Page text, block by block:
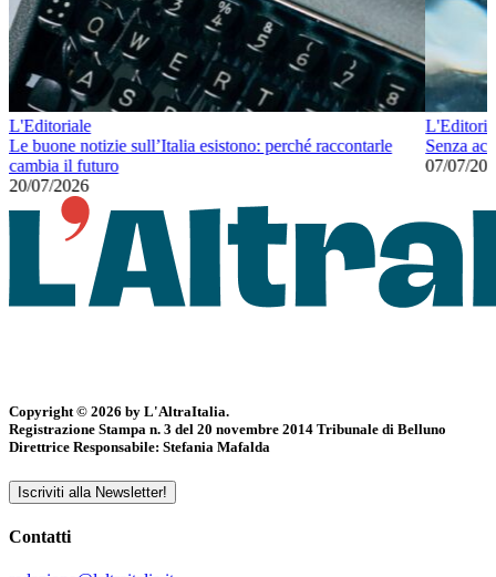
L'Editoriale
Le buone notizie sull’Italia esistono: perché raccontarle
cambia il futuro
20/07/2026
Senza
07/07/
Copyright © 2026 by L'AltraItalia.
Registrazione Stampa n. 3 del 20 novembre 2014 Tribunale di Belluno
Direttrice Responsabile: Stefania Mafalda
Iscriviti alla Newsletter!
Contatti